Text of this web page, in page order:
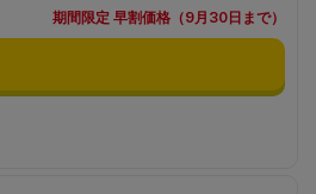
期間限定 早割価格（9月30日まで）